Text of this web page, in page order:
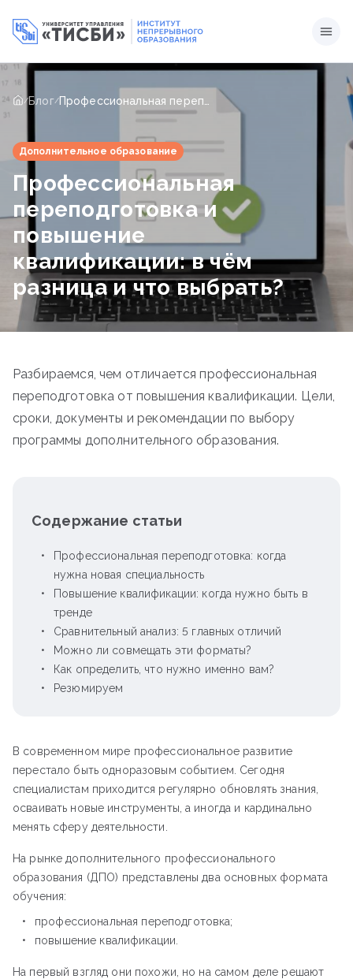
/Блог/
Дополнительное образование
Профессиональная
переподготовка и
повышение
квалификации: в чём
разница и что выбрать?
Разбираемся, чем отличается профессиональная
переподготовка от повышения квалификации. Цели,
сроки, документы и рекомендации по выбору
программы дополнительного образования.
Содержание статьи
Профессиональная переподготовка: когда
нужна новая специальность
Повышение квалификации: когда нужно быть в
тренде
Сравнительный анализ: 5 главных отличий
Можно ли совмещать эти форматы?
Как определить, что нужно именно вам?
Резюмируем
В современном мире профессиональное развитие
перестало быть одноразовым событием. Сегодня
специалистам приходится регулярно обновлять знания,
осваивать новые инструменты, а иногда и кардинально
менять сферу деятельности.
На рынке дополнительного профессионального
образования (ДПО) представлены два основных формата
обучения:
профессиональная переподготовка;
повышение квалификации.
На первый взгляд они похожи, но на самом деле решают